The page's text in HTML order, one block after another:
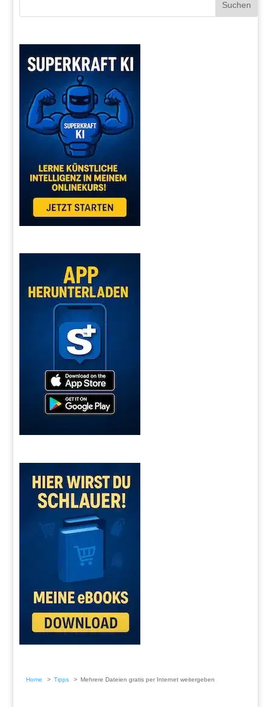
Home Tipps Mehrere Dateien gratis per Internet weitergeben